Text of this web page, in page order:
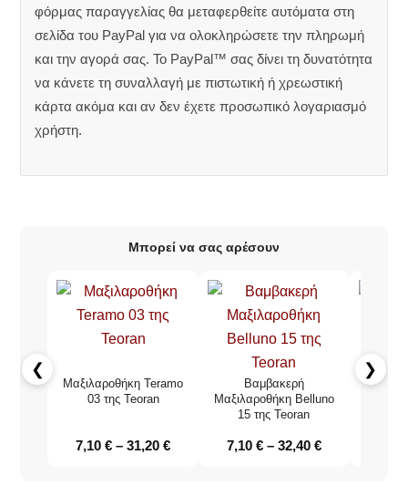
φόρμας παραγγελίας θα μεταφερθείτε αυτόματα στη
σελίδα του PayPal για να ολοκληρώσετε την πληρωμή
και την αγορά σας. Το PayPal™ σας δίνει τη δυνατότητα
να κάνετε τη συναλλαγή με πιστωτική ή χρεωστική
κάρτα ακόμα και αν δεν έχετε προσωπικό λογαριασμό
χρήστη.
Μπορεί να σας αρέσουν
❮
Μαξιλαροθήκη Teramo
03 της Teoran
7,10€ – 31,20€
Βαμβακερή
Μαξιλαροθήκη Belluno
15 της Teoran
7,10 € – 32,40 €
❯